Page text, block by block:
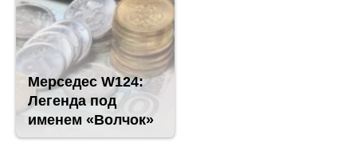
Мерседес W124:
Легенда под
именем «Волчок»